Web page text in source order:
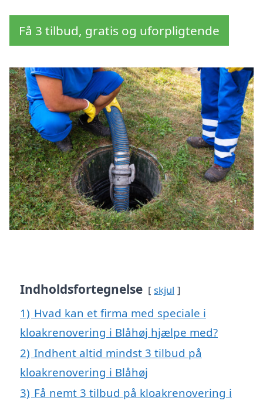
Få 3 tilbud, gratis og uforpligtende
Indholdsfortegnelse skjul
1) Hvad kan et firma med speciale i
kloakrenovering i Blåhøj hjælpe med?
2) Indhent altid mindst 3 tilbud på
kloakrenovering i Blåhøj
3) Få nemt 3 tilbud på kloakrenovering i